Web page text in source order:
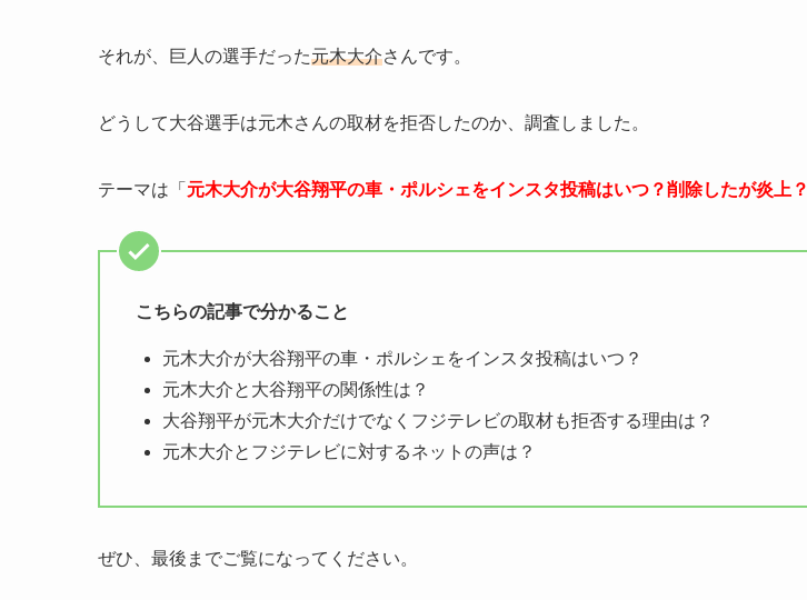
それが、巨人の選手だった元木大介さんです。
どうして大谷選手は元木さんの取材を拒否したのか、調査しました。
テーマは「 元木大介が大谷翔平の車・ポルシェをインスタ投稿はいつ？削除したが炎上？
こちらの記事で分かること
元木大介が大谷翔平の車・ポルシェをインスタ投稿はいつ？
元木大介と大谷翔平の関係性は？
大谷翔平が元木大介だけでなくフジテレビの取材も拒否する理由は？
元木大介とフジテレビに対するネットの声は？
ぜひ、最後までご覧になってください。